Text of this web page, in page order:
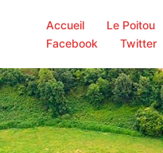
Accueil Le Poitou
Facebook
Twitter